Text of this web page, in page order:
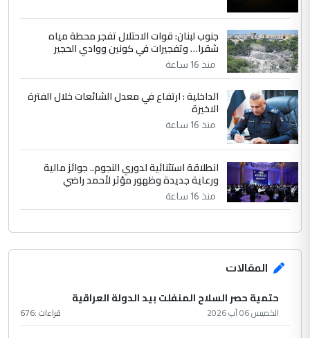
جنوب لبنان: قوات الاحتلال تفجر محطة مياه
شقرا… وتفجيرات في كونين ووادي الحجير
منذ 16 ساعة
الداخلية : ارتفاع في معدل الشائعات خلال الفترة
الاخيرة
منذ 16 ساعة
انطلاقة استثنائية لدوري النجوم.. جوائز مالية
ورعاية جديدة وظهور مؤثر لأحمد راضي
منذ 16 ساعة
المقالات
حتمية حصر السلاح المنفلت بيد الدولة العراقية
الخميس 06 آب 2026 قراءات :676